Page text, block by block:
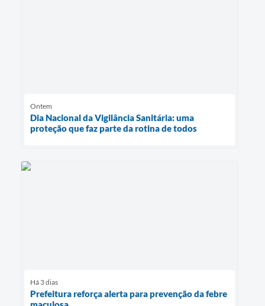
Ontem
Dia Nacional da Vigilância Sanitária: uma
proteção que faz parte da rotina de todos
Há 3 dias
Prefeitura reforça alerta para prevenção da febre